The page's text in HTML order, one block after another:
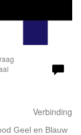
Verbinding
Geel en Blauw